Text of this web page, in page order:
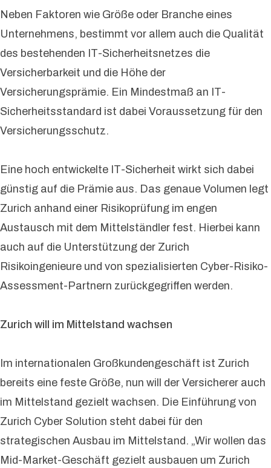
Neben Faktoren wie Größe oder Branche eines
Unternehmens, bestimmt vor allem auch die Qualität
des bestehenden IT-Sicherheitsnetzes die
Versicherbarkeit und die Höhe der
Versicherungsprämie. Ein Mindestmaß an IT-
Sicherheitsstandard ist dabei Voraussetzung für den
Versicherungsschutz.
Eine hoch entwickelte IT-Sicherheit wirkt sich dabei
günstig auf die Prämie aus. Das genaue Volumen legt
Zurich anhand einer Risikoprüfung im engen
Austausch mit dem Mittelständler fest. Hierbei kann
auch auf die Unterstützung der Zurich
Risikoingenieure und von spezialisierten Cyber-Risiko-
Assessment-Partnern zurückgegriffen werden.
Zurich will im Mittelstand wachsen
Im internationalen Großkundengeschäft ist Zurich
bereits eine feste Größe, nun will der Versicherer auch
im Mittelstand gezielt wachsen. Die Einführung von
Zurich Cyber Solution steht dabei für den
strategischen Ausbau im Mittelstand. „Wir wollen das
Mid-Market-Geschäft gezielt ausbauen um Zurich